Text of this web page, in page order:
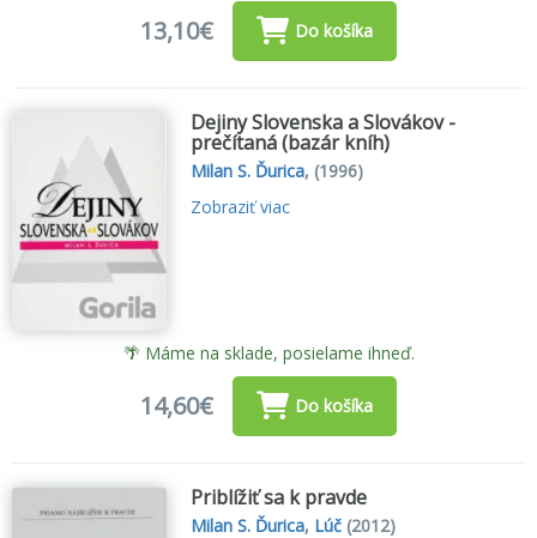
13,10€ Do košíka
Dejiny Slovenska a Slovákov -
prečítaná (bazár kníh)
Milan S. Ďurica, (1996)
Zobraziť viac
🌴 Máme na sklade, posielame ihneď.
14,60€ Do košíka
Priblížiť sa k pravde
Milan S. Ďurica, Lúč (2012)